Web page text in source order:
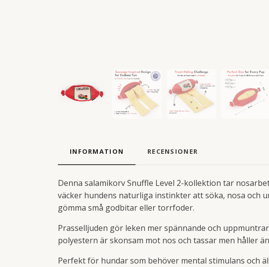
INFORMATION RECENSIONER
Denna salamikorv Snuffle Level 2-kollektion tar
väcker hundens naturliga instinkter att söka, nosa och
gömma små godbitar eller torrfoder.
Prasselljuden gör leken mer spännande och
polyestern är skonsam mot nos och tassar men håller
Perfekt för hundar som behöver mental stimulans och